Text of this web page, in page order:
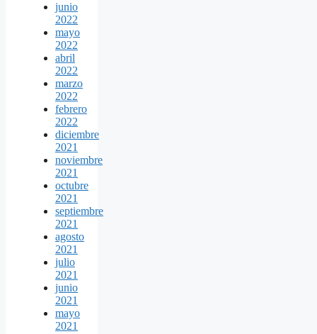
junio
2022
mayo
2022
abril
2022
marzo
2022
febrero
2022
diciembre
2021
noviembre
2021
octubre
2021
septiembre
2021
agosto
2021
julio
2021
junio
2021
mayo
2021